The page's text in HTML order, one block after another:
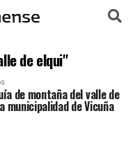
de elqui"
de montaña del valle de
municipalidad de Vicuña